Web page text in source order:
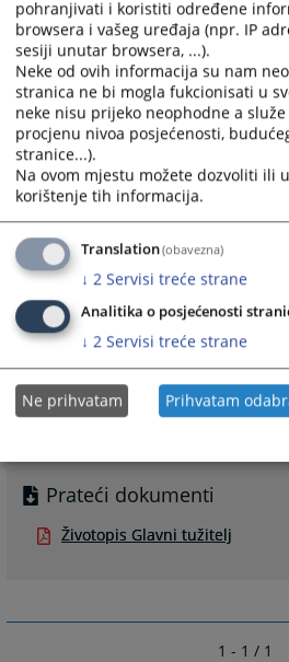
te da Vam približimo pravosuđe koje se
udaljena institucija.
Ovdje možete pratiti rad tužiteljstva.
Vaša mišljenja i sugestije bit će cijenjene
budućem radu tužiteljstva, u cilju što
rada.
Nadamo se da ćete zadovoljiti Vašu
informacije, te dobiti potpuniju sliku o
S poštovanjem,
GLAVNI ŽUPANIJSKI
Zdenko Kovač
4826
Prateći dokumenti
Životopis Glavni tužitelj
1 - 1 / 1
pohranjivati i koristiti određene
browsera i vašeg uređaja (npr. IP
sesiji unutar browsera, ...).
Neke od ovih informacija su nam
stranica ne bi mogla fukcionisati u
neke nisu prijeko neophodne a
procjenu nivoa posjećenosti,
stranice...).
Na ovom mjestu možete dozvoliti ili
korištenje tih informacija.
Translation(obavezna)
↓ 2 Servisi treće strane
Analitika o posjećenosti
↓ 2 Servisi treće strane
Ne prihvatam Prihvatam